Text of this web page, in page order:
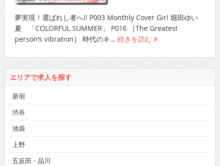
夢実現！選ばれし者へ!! P003 Monthly Cover Girl 堀田ゆい
夏 「COLORFUL SUMMER」 P016 ［The Greatest
person’s vibration］ 時代のキ… 続きを読む
エリアで求人を探す
新宿
渋谷
池袋
上野
五反田・品川